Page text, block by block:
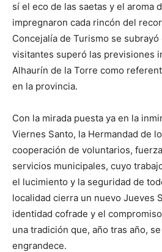
sí el eco de las saetas y el aroma
impregnaron cada rincón del
Concejalía de Turismo se
visitantes superó las previsiones
Alhaurín de la Torre como
en la provincia.
Con la mirada puesta ya en la
Viernes Santo, la Hermandad de
cooperación de voluntarios,
servicios municipales, cuyo
el lucimiento y la seguridad de
localidad cierra un nuevo Jueves
identidad cofrade y el
una tradición que, año tras año,
engrandece.